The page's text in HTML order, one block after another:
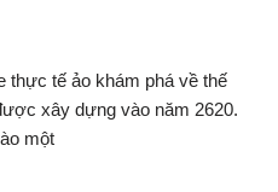
thực tế ảo khám phá về thế
xây dựng vào năm 2620.
một